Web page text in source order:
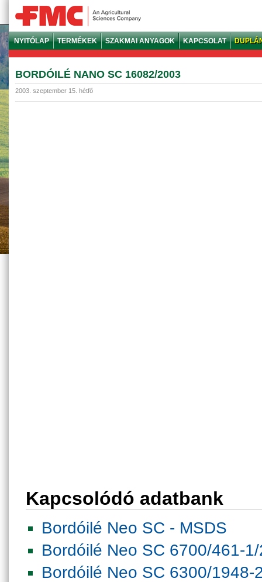
NYITÓLAP TERMÉKEK SZAKMAI ANYAGOK KAPCSOLAT
BORDÓILÉ NANO SC 16082/2003
2003. szeptember 15. hétfő
Kapcsolódó adatbank
Bordóilé Neo SC - MSDS
Bordóilé Neo SC 6700/461-
Bordóilé Neo SC 6300/1948-